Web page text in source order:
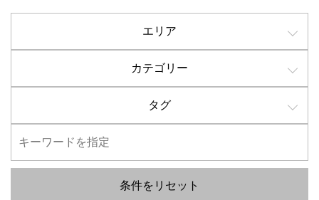
エリア
カテゴリー
タグ
条件をリセット